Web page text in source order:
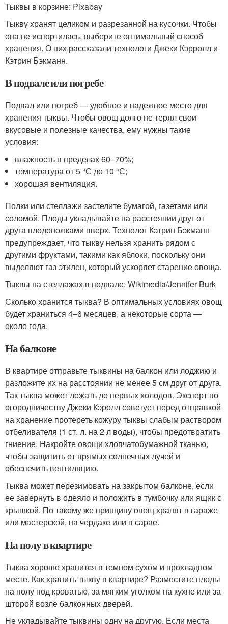
Тыквы в корзине: Pixabay
Тыкву хранят целиком и разрезанной на кусочки. Чтобы
она не испортилась, выберите оптимальный способ
хранения. О них рассказали технологи Джеки Кэрролл и
Кэтрин Бэкманн.
В подвале или погребе
Подвал или погреб — удобное и надежное место для
хранения тыквы. Чтобы овощ долго не терял свои
вкусовые и полезные качества, ему нужны такие
условия:
влажность в пределах 60–70%;
температура от 5 °С до 10 °С;
хорошая вентиляция.
Полки или стеллажи застелите бумагой, газетами или
соломой. Плоды укладывайте на расстоянии друг от
друга плодоножками вверх. Технолог Кэтрин Бэкманн
предупреждает, что тыкву нельзя хранить рядом с
другими фруктами, такими как яблоки, поскольку они
выделяют газ этилен, который ускоряет старение овоща.
Тыквы на стеллажах в подвале: Wikimedia/Jennifer Burk
Сколько хранится тыква? В оптимальных условиях овощ
будет храниться 4–6 месяцев, а некоторые сорта —
около года.
На балконе
В квартире отправьте тыквины на балкон или лоджию и
разложите их на расстоянии не менее 5 см друг от друга.
Так тыква может лежать до первых холодов. Эксперт по
огородничеству Джеки Кэролл советует перед отправкой
на хранение протереть кожуру тыквы слабым раствором
отбеливателя (1 ст. л. на 2 л воды), чтобы предотвратить
гниение. Накройте овощи хлопчатобумажной тканью,
чтобы защитить от прямых солнечных лучей и
обеспечить вентиляцию.
Тыква может перезимовать на закрытом балконе, если
ее завернуть в одеяло и положить в тумбочку или ящик с
крышкой. По такому же принципу овощ хранят в гараже
или мастерской, на чердаке или в сарае.
На полу в квартире
Тыква хорошо хранится в темном сухом и прохладном
месте. Как хранить тыкву в квартире? Разместите плоды
на полу под кроватью, за мягким уголком на кухне или за
шторой возле балконных дверей.
Не укладывайте тыквины одну на другую. Если места